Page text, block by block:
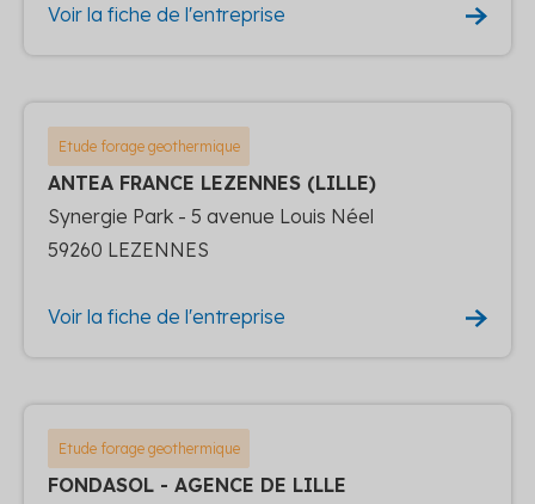
Voir la fiche de l'entreprise
Etude forage geothermique
ANTEA FRANCE LEZENNES (LILLE)
Synergie Park - 5 avenue Louis Néel
59260 LEZENNES
Voir la fiche de l'entreprise
Etude forage geothermique
FONDASOL - AGENCE DE LILLE